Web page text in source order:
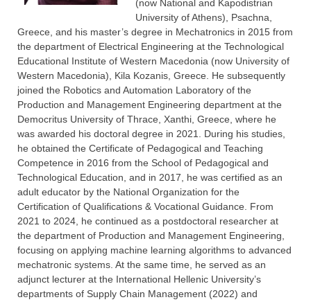
(now National and Kapodistrian
University of Athens), Psachna,
Greece, and his master’s degree in Mechatronics in 2015 from
the department of Electrical Engineering at the Technological
Educational Institute of Western Macedonia (now University of
Western Macedonia), Kila Kozanis, Greece. He subsequently
joined the Robotics and Automation Laboratory of the
Production and Management Engineering department at the
Democritus University of Thrace, Xanthi, Greece, where he
was awarded his doctoral degree in 2021. During his studies,
he obtained the Certificate of Pedagogical and Teaching
Competence in 2016 from the School of Pedagogical and
Technological Education, and in 2017, he was certified as an
adult educator by the National Organization for the
Certification of Qualifications & Vocational Guidance. From
2021 to 2024, he continued as a postdoctoral researcher at
the department of Production and Management Engineering,
focusing on applying machine learning algorithms to advanced
mechatronic systems. At the same time, he served as an
adjunct lecturer at the International Hellenic University’s
departments of Supply Chain Management (2022) and